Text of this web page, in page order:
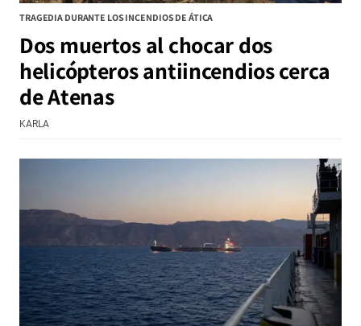
TRAGEDIA DURANTE LOS INCENDIOS DE ÁTICA
Dos muertos al chocar dos
helicópteros antiincendios cerca
de Atenas
KARLA